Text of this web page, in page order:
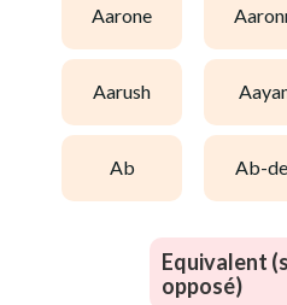
aarone
aarush
ab ab-
Equivalent
opposé)